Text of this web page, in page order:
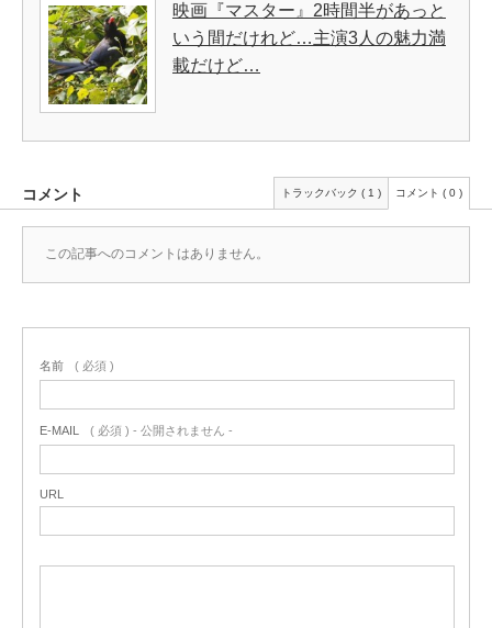
映画『マスター』2時間半があっと
いう間だけれど…主演3人の魅力満
載だけど…
コメント トラックバック ( 1 ) コメント ( 0 )
この記事へのコメントはありません。
名前 ( 必須 )
E-MAIL ( 必須 ) - 公開されません -
URL